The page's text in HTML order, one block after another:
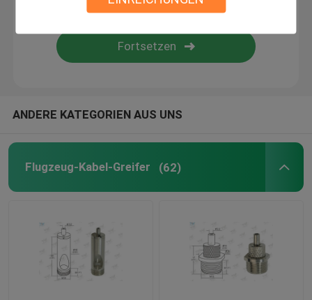
Drahtsuspendierungsausrüstung
Kabel-Anzeigen-Komponenten
Decken-Kabel-hängendes System
Lampen-Schwenker-Gelenk
ANDERE KATEGORIEN AUS UNS
Flugzeug-Kabel-Greifer (62)